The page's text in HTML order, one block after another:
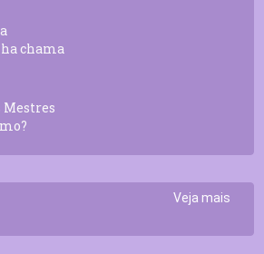
chama
Mestres
Veja mais